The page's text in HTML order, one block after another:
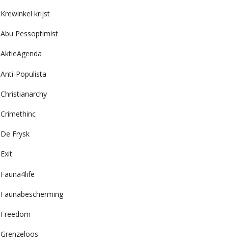
Krewinkel krijst
Abu Pessoptimist
AktieAgenda
Anti-Populista
Christianarchy
Crimethinc
De Frysk
Exit
Fauna4life
Faunabescherming
Freedom
Grenzeloos